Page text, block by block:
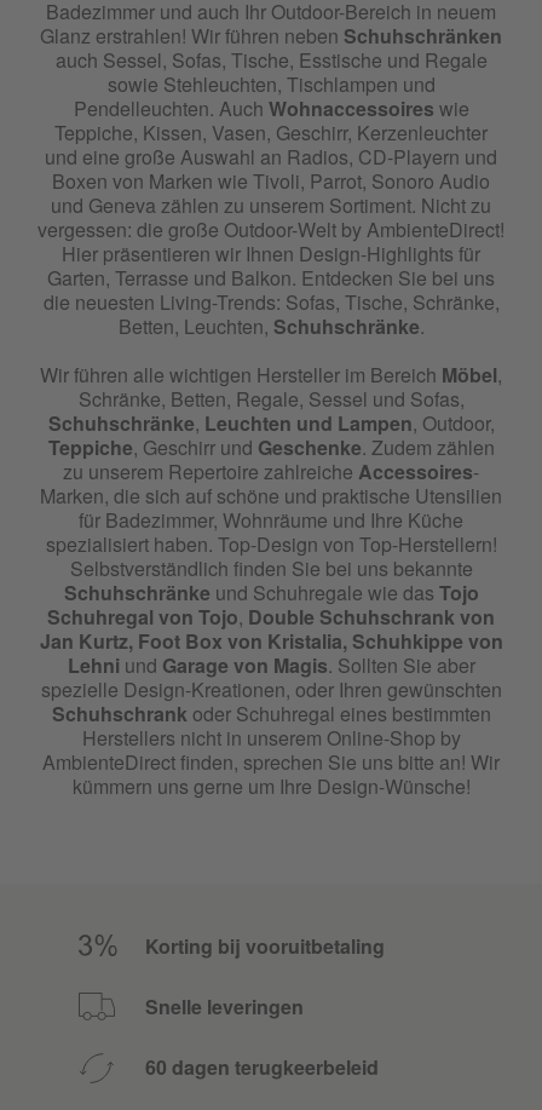
Badezimmer und auch Ihr Outdoor-Bereich in neuem
Glanz erstrahlen! Wir führen neben Schuhschränken
auch Sessel, Sofas, Tische, Esstische und Regale
sowie Stehleuchten, Tischlampen und
Pendelleuchten. Auch Wohnaccessoires wie
Teppiche, Kissen, Vasen, Geschirr, Kerzenleuchter
und eine große Auswahl an Radios, CD-Playern und
Boxen von Marken wie Tivoli, Parrot, Sonoro Audio
und Geneva zählen zu unserem Sortiment. Nicht zu
vergessen: die große Outdoor-Welt by AmbienteDirect!
Hier präsentieren wir Ihnen Design-Highlights für
Garten, Terrasse und Balkon. Entdecken Sie bei uns
die neuesten Living-Trends: Sofas, Tische, Schränke,
Betten, Leuchten, Schuhschränke.
Wir führen alle wichtigen Hersteller im Bereich Möbel,
Schränke, Betten, Regale, Sessel und Sofas,
Schuhschränke, Leuchten und Lampen, Outdoor,
Teppiche, Geschirr und Geschenke. Zudem zählen
zu unserem Repertoire zahlreiche Accessoires-
Marken, die sich auf schöne und praktische Utensilien
für Badezimmer, Wohnräume und Ihre Küche
spezialisiert haben. Top-Design von Top-Herstellern!
Selbstverständlich finden Sie bei uns bekannte
Schuhschränke und Schuhregale wie das Tojo
Schuhregal von Tojo, Double Schuhschrankvon
Jan Kurtz, Foot Box von Kristalia, Schuhkippe von
Lehni und Garage von Magis. Sollten Sie aber
spezielle Design-Kreationen, oder Ihren gewünschten
Schuhschrankoder Schuhregal eines bestimmten
Herstellers nicht in unserem Online-Shop by
AmbienteDirect finden, sprechen Sie uns bitte an! Wir
kümmern uns gerne um Ihre Design-Wünsche!
Korting bij vooruitbetaling
Snelle leveringen
60 dagen terugkeerbeleid